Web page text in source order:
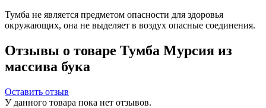
Тумба не является предметом опасности для здоровья
окружающих, она не выделяет в воздух опасные соединения.
Отзывы о товаре Тумба Мурсия из
массива бука
Оставить отзыв
У данного товара пока нет отзывов.